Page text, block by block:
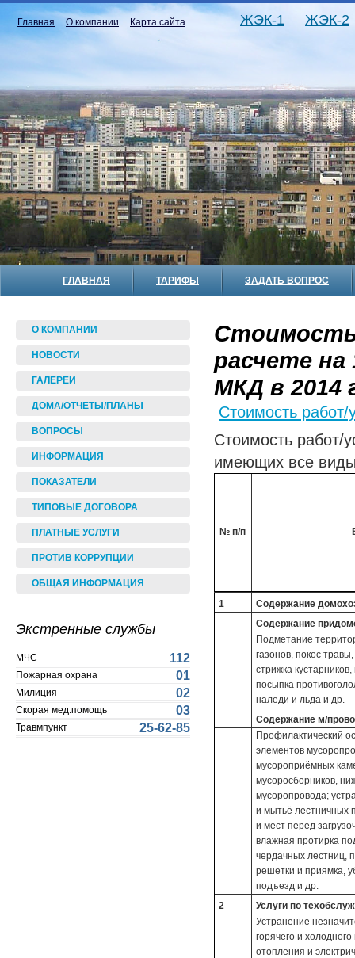
Главная О компании Карта сайта ЖЭК-1 ЖЭК-2
ГЛАВНАЯ ТАРИФЫ ЗАДАТЬ ВОПРОС
О КОМПАНИИ
НОВОСТИ
ГАЛЕРЕИ
ДОМА/ОТЧЕТЫ/ПЛАНЫ
ВОПРОСЫ
ИНФОРМАЦИЯ
ПОКАЗАТЕЛИ
ТИПОВЫЕ ДОГОВОРА
ПЛАТНЫЕ УСЛУГИ
ПРОТИВ КОРРУПЦИИ
ОБЩАЯ ИНФОРМАЦИЯ
Экстренные службы
МЧС 112
Пожарная охрана 01
Милиция 02
Скорая мед.помощь 03
Травмпункт 25-62-85
расчете
МКД в 2014
Стоимость
Стоимость работ/
имеющих все виды
№ п/п
1
Содержание
Содержание
Подметание
газонов, покос
стрижка
посыпка
наледи и льда и др.
Содержание м/
Профилактический
элементов
мусороприёмных
мусоросборников,
мусоропровода;
и мытьё лестничных
и мест перед
влажная протирка
чердачных лестниц,
решетки и приямка,
подъезд и др.
2
Услуги по
Устранение
горячего и
отопления и